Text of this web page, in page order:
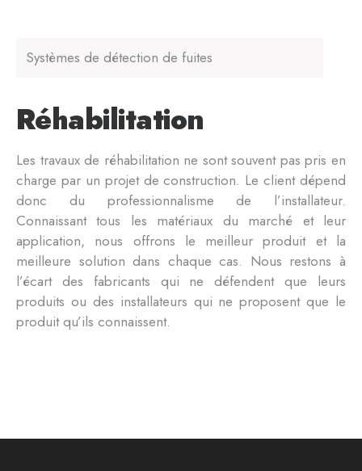
Systèmes de détection de fuites
Réhabilitation
Les travaux de réhabilitation ne sont souvent pas pris en
charge par un projet de construction. Le client dépend
donc du professionnalisme de l’installateur.
Connaissant tous les matériaux du marché et leur
application, nous offrons le meilleur produit et la
meilleure solution dans chaque cas. Nous restons à
l’écart des fabricants qui ne défendent que leurs
produits ou des installateurs qui ne proposent que le
produit qu’ils connaissent.